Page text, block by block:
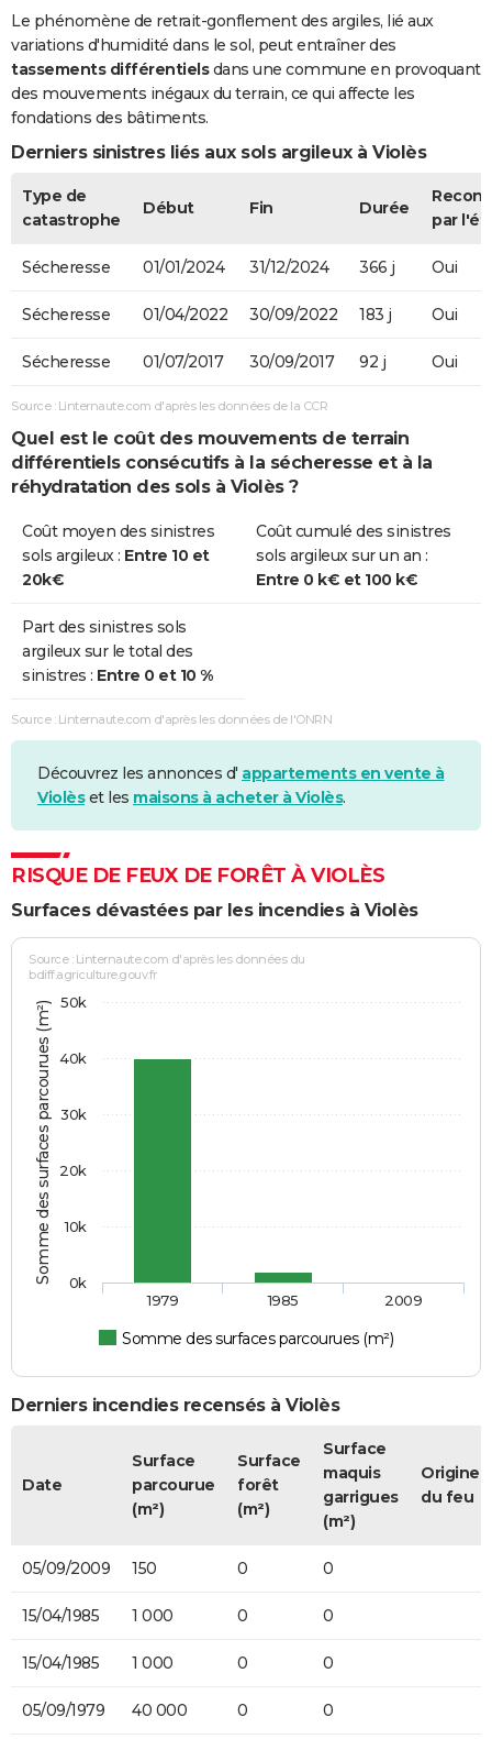
Le phénomène de retrait-gonflement des argiles, lié aux
variations d'humidité dans le sol, peut entraîner des
tassements différentielsdans une commune en provoquant
des mouvements inégaux du terrain, ce qui affecte les
fondations des bâtiments.
Derniers sinistres liés aux sols argileux à Violès
Type de
catastrophe
Début Fin Durée
par
Sécheresse 01/01/2024 31/12/2024 366 j Oui
Sécheresse 01/04/2022 30/09/2022 183 j Oui
Sécheresse 01/07/2017 30/09/2017 92 j Oui
Source : Linternaute.com d'après les données de la CCR
Quel est le coût des mouvements de terrain
différentiels consécutifs à la sécheresse et à la
réhydratation des sols à Violès ?
Coût moyen des sinistres
sols argileux : Entre 10 et
20k€
Coût cumulé des sinistres
sols argileux sur un an :
Entre 0 k€ et 100 k€
Part des sinistres sols
argileux sur le total des
sinistres : Entre 0 et 10 %
Source : Linternaute.com d'après les données de l'ONRN
Découvrez les annonces d' appartements en vente à
Violèset les maisons à acheter à Violès.
RISQUE DE FEUX DE FORÊT À VIOLÈS
Surfaces dévastées par les incendies à Violès
Somme des surfaces parcourues (m²)
Source : Linternaute.com d'après les données du
bdiff.agriculture.gouv.fr
Somme des surfaces parcourues (m²)
1979 1985 2009
0k
10k
20k
30k
40k
50k
Derniers incendies recensés à Violès
Date
Surface
parcourue
(m²)
Surface
forêt
(m²)
Surface
maquis
garrigues
(m²)
Origine
du feu
05/09/2009 150 0 0
15/04/1985 1 000 0 0
15/04/1985 1 000 0 0
05/09/1979 40 000 0 0